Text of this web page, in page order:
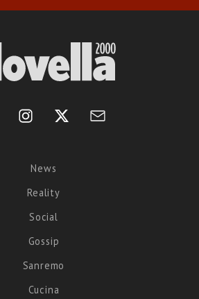
News
Reality
Social
Gossip
Sanremo
Cucina